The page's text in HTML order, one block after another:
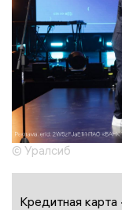
© Уралсиб
Кредитная